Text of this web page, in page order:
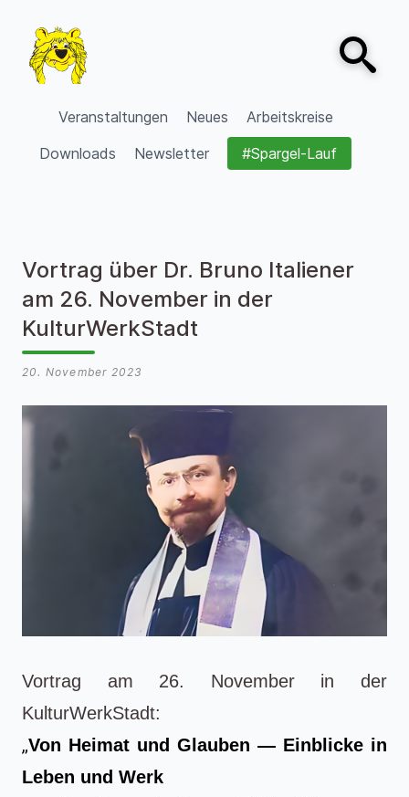
VVV Burgdorf
Veranstaltungen Neues
Arbeitskreise
Downloads
Newsletter #Spargel-Lauf
Open
Vortrag über Dr. Bruno Italiener
am 26. November in der
KulturWerkStadt
20. November 2023
Vortrag am 26. November in der
KulturWerkStadt:
„Von Heimat und Glauben — Einblicke in
Leben und Werk